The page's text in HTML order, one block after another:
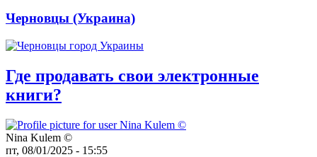
Черновцы (Украина)
Где продавать свои электронные
книги?
Nina Kulem ©️
пт, 08/01/2025 - 15:55